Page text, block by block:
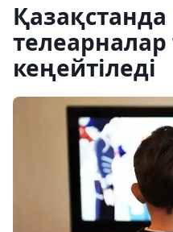
Қазақстанда
телеарналар
кеңейтіледі